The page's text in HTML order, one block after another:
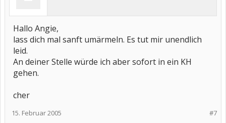
Hallo Angie,
lass dich mal sanft umärmeln. Es tut mir unendlich
leid.
An deiner Stelle würde ich aber sofort in ein KH
gehen.
cher
#7
15. Februar 2005